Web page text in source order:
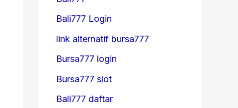
Bali777 Login
link alternatif bursa777
Bursa777 login
Bursa777 slot
Bali777 daftar